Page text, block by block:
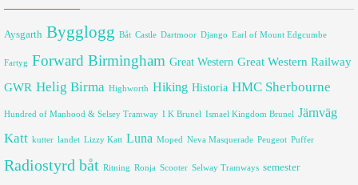
Aysgarth Bygglogg Båt Castle Dartmoor Django Earl of Mount Edgcumbe
Fartyg Forward Birmingham Great Western Great Western Railway
GWR Helig Birma Highworth Hiking Historia HMC Sherbourne
Hundred of Manhood & Selsey Tramway I K Brunel Ismael Kingdom Brunel Järnväg
Katt kutter landet Lizzy Katt Luna Moped Neva Masquerade Peugeot Puffer
Radiostyrd båt Ritning Ronja Scooter Selway Tramways semester